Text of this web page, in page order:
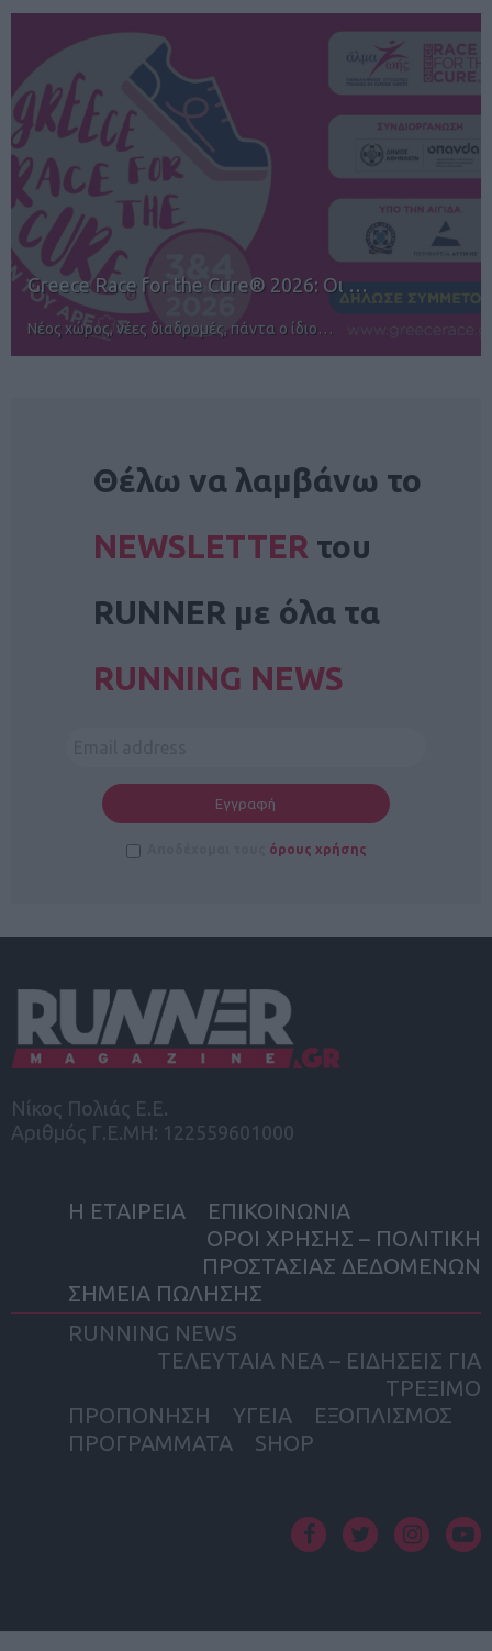
12ος TUI Rhodes Marathon: Άνοιγμα ε…
Αγώνες για όλους στην Ρόδο
Θέλω να λαμβάνω το
NEWSLETTER του
RUNNER με όλα τα
RUNNING NEWS
όρους χρήσης
Νίκος Πολιάς Ε.Ε.
Αριθμός Γ.Ε.ΜΗ: 122559601000
Η ΕΤΑΙΡΕΙΑ
ΕΠΙΚΟΙΝΩΝΙΑ
ΟΡΟΙ ΧΡΗΣΗΣ – ΠΟΛΙΤΙΚΗ
ΠΡΟΣΤΑΣΙΑΣ ΔΕΔΟΜΕΝΩΝ
ΣΗΜΕΙΑ ΠΩΛΗΣΗΣ
RUNNING NEWS
ΤΕΛΕΥΤΑΙΑ ΝΕΑ – ΕΙΔΗΣΕΙΣ ΓΙΑ
ΤΡΕΞΙΜΟ
ΠΡΟΠΟΝΗΣΗ
ΥΓΕΙΑ
ΕΞΟΠΛΙΣΜΟΣ
ΠΡΟΓΡΑΜΜΑΤΑ
SHOP